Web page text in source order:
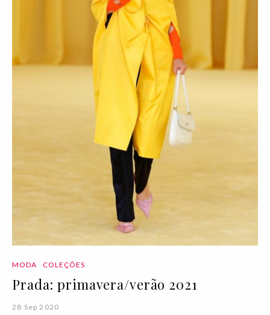
MODA COLEÇÕES
Prada: primavera/verão 2021
28 Sep 2020